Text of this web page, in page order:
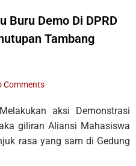
Buru Demo Di DPRD
Tambang
Comments
aksi Demonstrasi
giliran Aliansi Mahasiswa
rasa yang sam di Gedung